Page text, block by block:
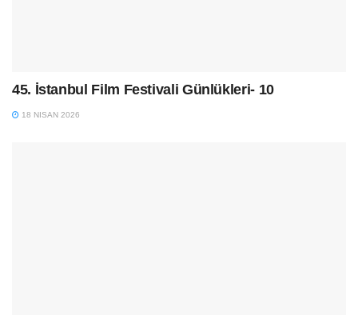
45. İstanbul Film Festivali Günlükleri- 10
18 NISAN 2026